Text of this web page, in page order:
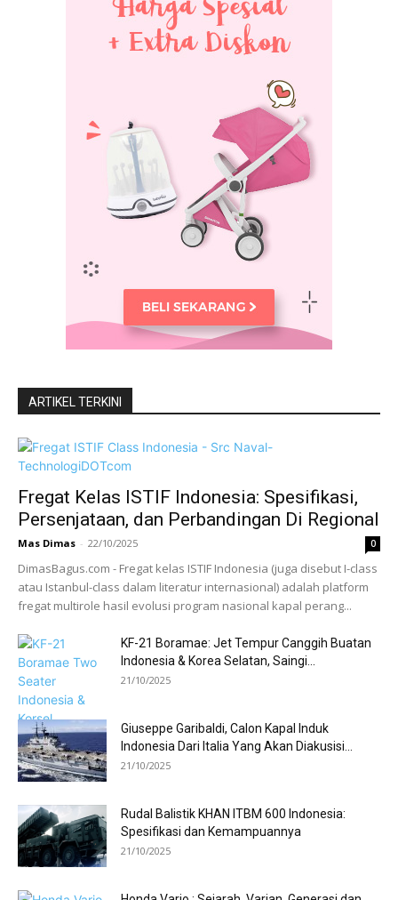
ARTIKEL TERKINI
Fregat Kelas ISTIF Indonesia: Spesifikasi,
Persenjataan, dan Perbandingan Di Regional
Mas Dimas - 22/10/2025 0
DimasBagus.com - Fregat kelas ISTIF Indonesia (juga disebut I-class
atau Istanbul-class dalam literatur internasional) adalah platform
fregat multirole hasil evolusi program nasional kapal perang...
KF-21 Boramae: Jet Tempur Canggih Buatan
Indonesia & Korea Selatan, Saingi...
21/10/2025
Giuseppe Garibaldi, Calon Kapal Induk
Indonesia Dari Italia Yang Akan Diakusisi...
21/10/2025
Rudal Balistik KHAN ITBM 600 Indonesia:
Spesifikasi dan Kemampuannya
21/10/2025